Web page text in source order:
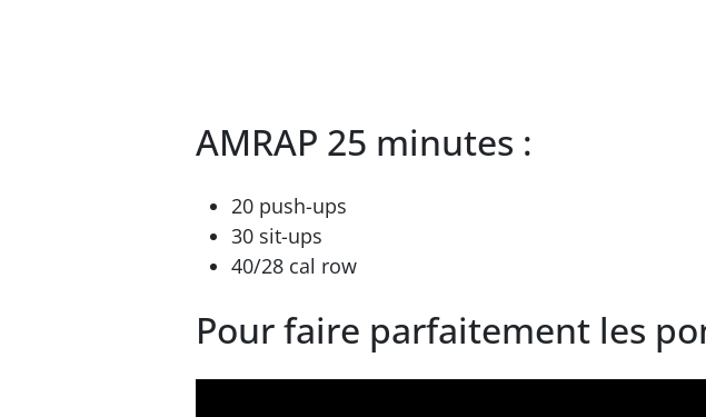
AMRAP 25 minutes :
20 push-ups
30 sit-ups
40/28 cal row
Pour faire parfaitement les